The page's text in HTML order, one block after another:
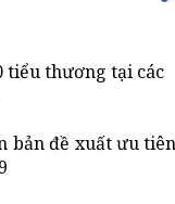
tiểu thương tại các
bản đề xuất ưu